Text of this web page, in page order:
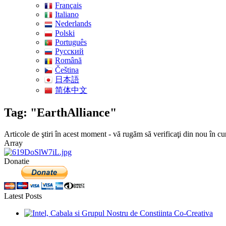
Français
Italiano
Nederlands
Polski
Português
Pусский
Română
Čeština
日本語
简体中文
Tag: "EarthAlliance"
Articole de ştiri în acest moment - vă rugăm să verificaţi din nou în
Array
Donatie
Latest Posts